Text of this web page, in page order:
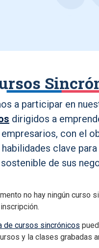
a participar en
dirigidos a
con el
clave
de sus
no hay ningún curso
de cursos sincrónicos
y la clases grabadas